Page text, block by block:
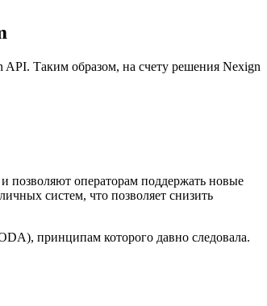
Таким образом, на счету решения Nexign
позволяют операторам поддержать новые
систем, что позволяет снизить
принципам которого давно следовала.